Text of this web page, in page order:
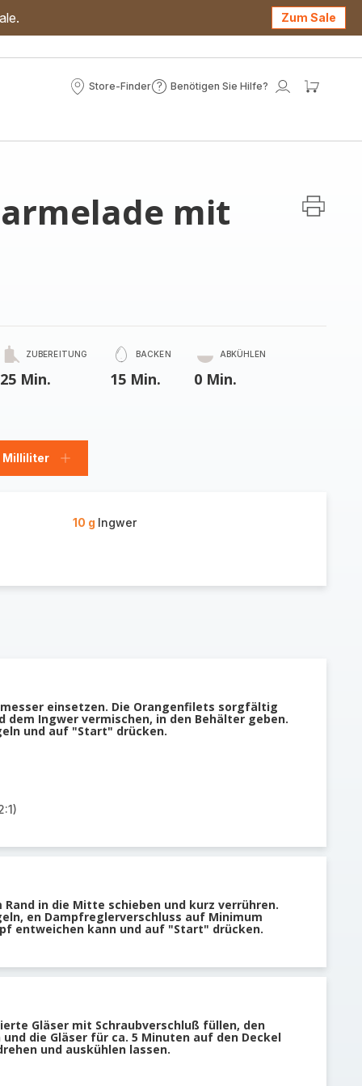
Zum Sale
Store-Finder
Store-
Benötigen Sie Hilfe?
Benötigen
Mein
mit
ZUBEREITUNG
25 Min.
BACKEN
15 Min.
ABKÜHLEN
0 Min.
Milliliter
Milliliter
10 g Ingwer
einsetzen. Die Orangenfilets sorgfältig
dem Ingwer vermischen, in den Behälter geben.
und auf "Start" drücken.
in die Mitte schieben und kurz verrühren.
en Dampfreglerverschluss auf Minimum
entweichen kann und auf "Start" drücken.
Gläser mit Schraubverschluß füllen, den
die Gläser für ca. 5 Minuten auf den Deckel
und auskühlen lassen.